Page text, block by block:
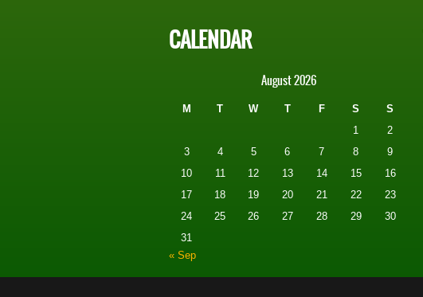
CALENDAR
August 2026
M T W T F S
S
1
2
3
4 5 6 7 8
9
10
11 12 13 14 15
16
17
18 19 20 21 22
23
24
25 26 27 28 29
30
31
« Sep